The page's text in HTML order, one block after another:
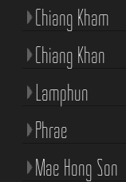
Chiang Kham
Chiang Khan
Lamphun
Phrae
Mae Hong Son